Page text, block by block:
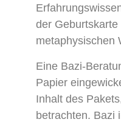
der
metaphysischen
Eine Bazi-
Papier
Inhalt des
betrachten. Bazi